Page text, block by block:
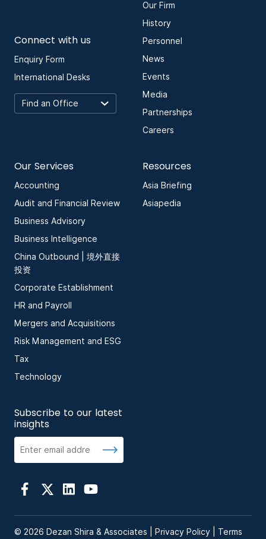
Connect with us
Enquiry Form
International Desks
Our Firm
History
Personnel
News
Events
Media
Partnerships
Careers
Our Services
Accounting
Audit and Financial Review
Business Advisory
Business Intelligence
China Outbound | 境外直接
投资
Corporate Establishment
HR and Payroll
Mergers and Acquisitions
Risk Management and ESG
Tax
Technology
Resources
Asia Briefing
Asiapedia
Subscribe to our latest
insights
© 2026 Dezan Shira & Associates | Privacy Policy Terms